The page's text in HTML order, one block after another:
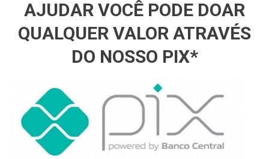
AJUDAR VOCÊ PODE DOAR
QUALQUER VALOR ATRAVÉS
DO NOSSO PIX*